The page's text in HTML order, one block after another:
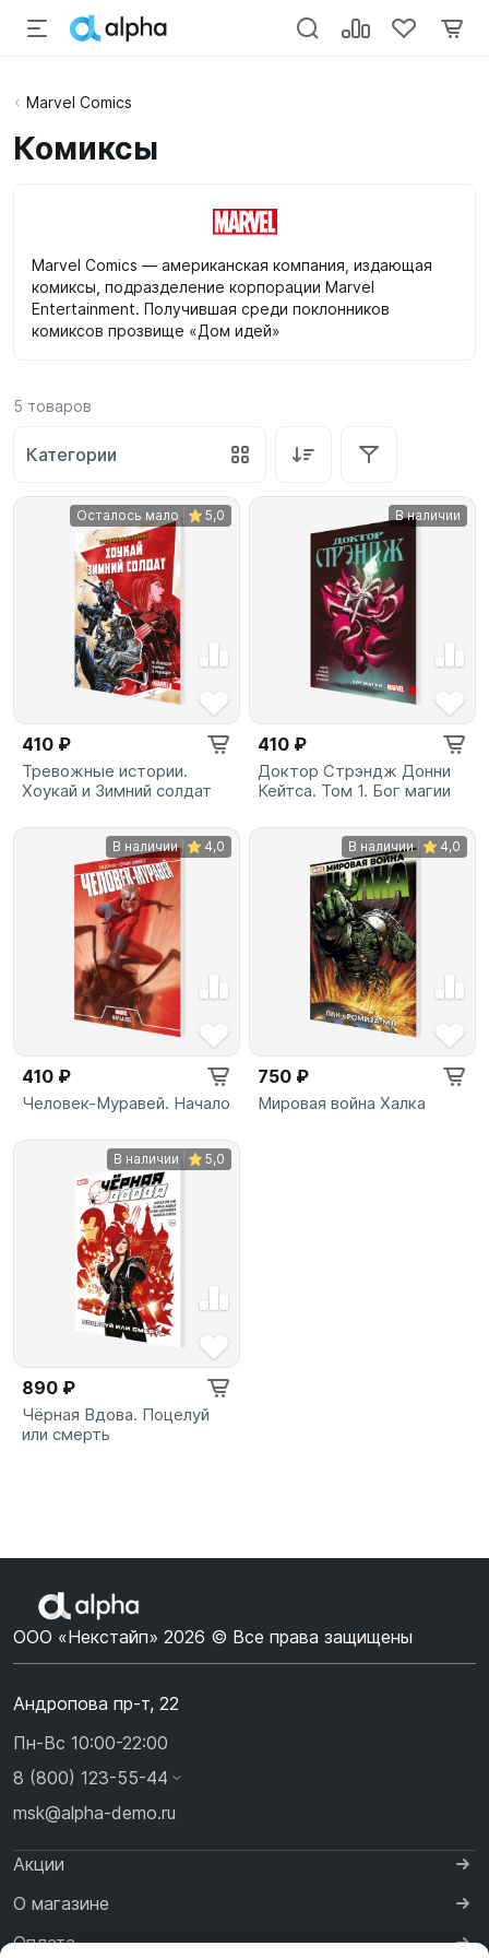
Marvel Comics
Комиксы
Marvel Comics — американская компания, издающая
комиксы, подразделение корпорации Marvel
Entertainment. Получившая среди поклонников
комиксов прозвище «Дом идей»
5 товаров
Категории
Осталось мало 5,0
410 ₽
Тревожные истории.
Хоукай и Зимний солдат
В наличии
410 ₽
Доктор Стрэндж Донни
Кейтса. Том 1. Бог магии
В наличии 4,0
410 ₽
Человек-Муравей. Начало
В наличии 4,0
750 ₽
Мировая война Халка
В наличии 5,0
890 ₽
Чёрная Вдова. Поцелуй
или смерть
ООО «Некстайп» 2026 © Все права защищены
Андропова пр-т, 22
Пн-Вс 10:00-22:00
8 (800) 123-55-44
msk@alpha-demo.ru
Акции
О магазине
Оплата